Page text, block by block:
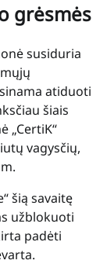
grėsmės
susiduria
atiduoti
šiais
„CertiK“
vagysčių,
šią savaitę
užblokuoti
padėti